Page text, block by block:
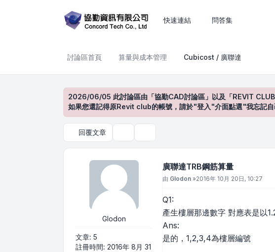
快速連結 問答集
討論區首頁 算量與成本管理 Cubicost / 廣聯達
2026/06/05 此討論區由「協勤CAD討論區」以及「REVIT
如果您還記得原Revit club的帳號，請於"登入"介面點選"我忘記自
回覆文章
Glodon
文章: 5
註冊時間: 2016年 8月 31
廣聯達TRB鋼筋算量
文章
由 Glodon »2016年 10月 20日, 10:27
Q1:
產生樓層那邊數字 對應表是以
Ans:
是的，1,2,3,4為樓層編號